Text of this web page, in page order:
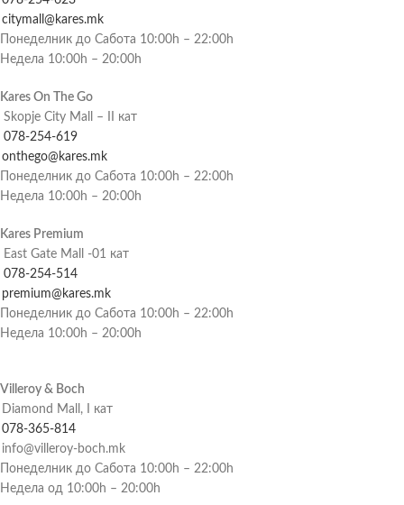
citymall@kares.mk
Понеделник до Сабота 10:00h – 22:00h
Недела 10:00h – 20:00h
Kares On The Go
Skopje City Mall – II кат
078-254-619
onthego@kares.mk
Понеделник до Сабота 10:00h – 22:00h
Недела 10:00h – 20:00h
Kares Premium
East Gate Mall -01 кат
078-254-514
premium@kares.mk
Понеделник до Сабота 10:00h – 22:00h
Недела 10:00h – 20:00h
Villeroy & Boch
Diamond Mall, I кат
078-365-814
info@villeroy-boch.mk
Понеделник до Сабота 10:00h – 22:00h
Недела од 10:00h – 20:00h